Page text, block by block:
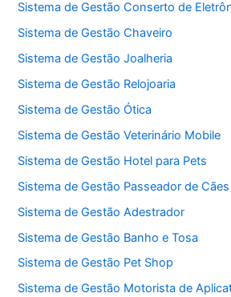
Sistema de Gestão Conserto de
Sistema de Gestão Chaveiro
Sistema de Gestão Joalheria
Sistema de Gestão Relojoaria
Sistema de Gestão Ótica
Sistema de Gestão Veterinário Mobile
Sistema de Gestão Hotel para Pets
Sistema de Gestão Passeador de Cães
Sistema de Gestão Adestrador
Sistema de Gestão Banho e Tosa
Sistema de Gestão Pet Shop
Sistema de Gestão Motorista de